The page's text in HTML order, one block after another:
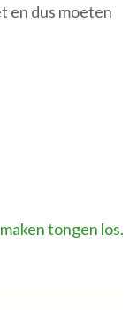
en dus moeten
tongen los.